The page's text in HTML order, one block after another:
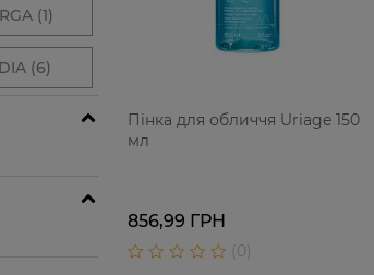
Пінка для обличчя Uriage 150
мл
856,99 ГРН